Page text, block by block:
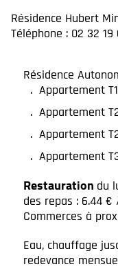
Résidence Hubert
Téléphone : 02 32 19
Résidence
Appartement
Appartement
Appartement
Appartement
Restauration du
des repas : 6.44
Commerces à
Eau, chauffage
redevance